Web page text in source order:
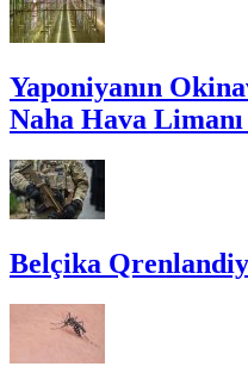
Yaponiyanın
Naha Hava Limanı
Belçika